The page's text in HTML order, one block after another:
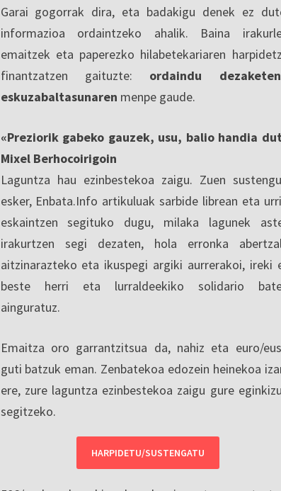
Garai gogorrak dira, eta badakigu denek ez
informazioa ordaintzeko ahalik. Baina
emaitzek eta paperezko hilabetekariaren
finantzatzen gaituzte: ordaindu
eskuzabaltasunaren menpe gaude.
«Preziorik gabeko gauzek, usu, balio handia
Mixel Berhocoirigoin
Laguntza hau ezinbestekoa zaigu. Zuen
esker, Enbata.Info artikuluak sarbide librean eta
eskaintzen segituko dugu, milaka lagunek
irakurtzen segi dezaten, hola erronka
aitzinarazteko eta ikuspegi argiki aurrerakoi, ireki
beste herri eta lurraldeekiko solidario
ainguratuz.
Emaitza oro garrantzitsua da, nahiz eta euro/
guti batzuk eman. Zenbatekoa edozein heinekoa
ere, zure laguntza ezinbestekoa zaigu gure
segitzeko.
HARPIDETU/SUSTENGATU